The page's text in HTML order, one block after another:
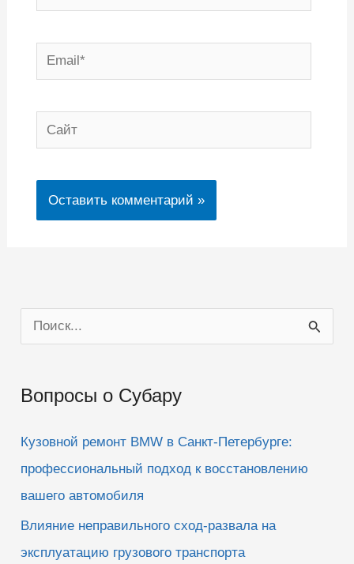
Email*
Сайт
о
с
Вопросы о Субару
Кузовной ремонт BMW в Санкт-Петербурге:
профессиональный подход к восстановлению
вашего автомобиля
Влияние неправильного сход-развала на
эксплуатацию грузового транспорта